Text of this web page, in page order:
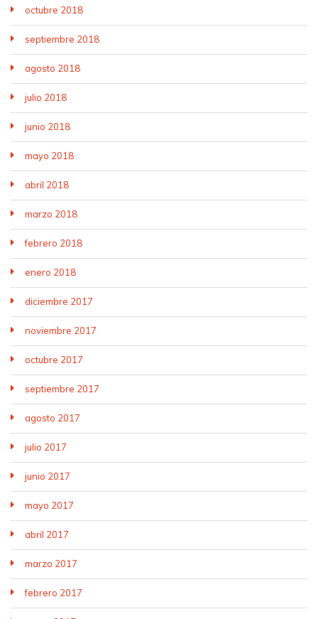
octubre 2018
septiembre 2018
agosto 2018
julio 2018
junio 2018
mayo 2018
abril 2018
marzo 2018
febrero 2018
enero 2018
diciembre 2017
noviembre 2017
octubre 2017
septiembre 2017
agosto 2017
julio 2017
junio 2017
mayo 2017
abril 2017
marzo 2017
febrero 2017